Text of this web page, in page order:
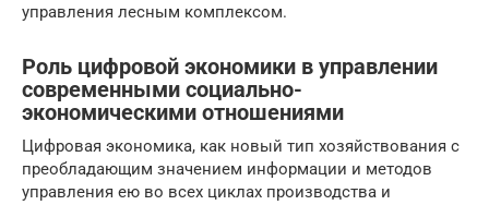
управления лесным комплексом.
Роль цифровой экономики в управлении
современными социально-
экономическими отношениями
Цифровая экономика, как новый тип хозяйствования с
преобладающим значением информации и методов
управления ею во всех циклах производства и